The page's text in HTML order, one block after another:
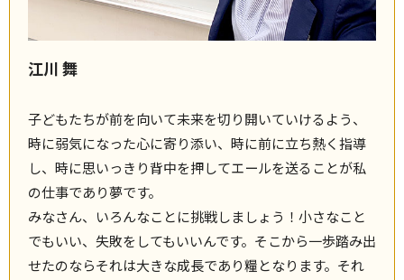
江川 舞
子どもたちが前を向いて未来を切り開いていけるよう、
時に弱気になった心に寄り添い、時に前に立ち熱く指導
し、時に思いっきり背中を押してエールを送ることが私
の仕事であり夢です。
みなさん、いろんなことに挑戦しましょう！小さなこと
でもいい、失敗をしてもいいんです。そこから一歩踏み出
せたのならそれは大きな成長であり糧となります。それ